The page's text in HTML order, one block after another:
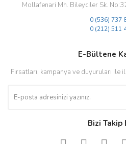
Mollafenari Mh. Bileyciler Sk.
0 (536) 737
0 (212) 511
E-Bültene
Fırsatları, kampanya ve duyuruları
Bizi Takip